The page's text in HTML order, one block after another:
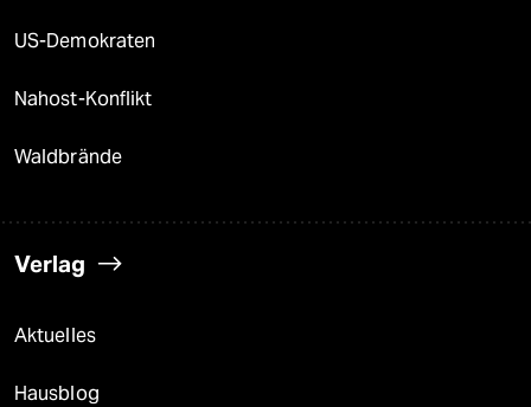
US-Demokraten
Nahost-Konflikt
Waldbrände
Verlag
Aktuelles
Hausblog